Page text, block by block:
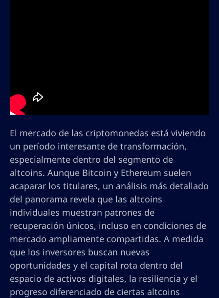
El mercado de las criptomonedas está viviendo
un período interesante de transformación,
especialmente dentro del segmento de
altcoins. Aunque Bitcoin y Ethereum suelen
acaparar los titulares, un análisis más detallado
del panorama revela que las altcoins
individuales muestran patrones de
recuperación únicos, incluso en condiciones de
mercado ampliamente compartidas. A medida
que los inversores buscan nuevas
oportunidades y el capital rota dentro del
espacio de activos digitales, la resiliencia y el
progreso diferenciado de ciertas altcoins